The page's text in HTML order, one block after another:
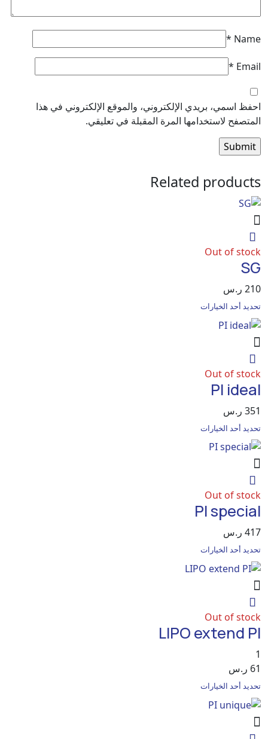
*
*
بريدي الإلكتروني، والموقع الإلكتروني في هذا
لاستخدامها المرة المقبلة في تعليقي.
Related
Out of
الخيارات
Out of
PI
الخيارات
Out of
PI
الخيارات
Out of
LIPO
الخيارات